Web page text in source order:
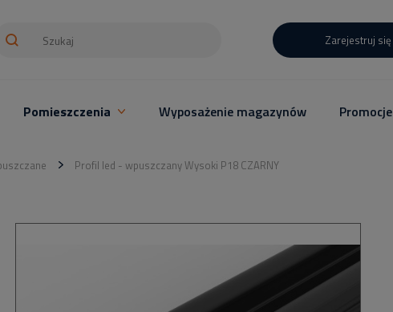
Zarejestruj się
Pomieszczenia Wyposażenie magazynów Promocje
Profil led - wpuszczany Wysoki P18 CZARNY